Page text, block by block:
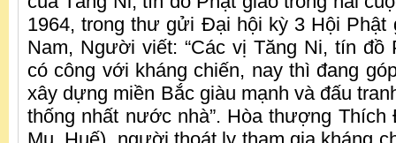
1964, trong thư gửi Đại hội kỳ 3 Hội Phật
Nam, Người viết: “Các vị Tăng Ni, tín đồ
có công với kháng chiến, nay thì đang
xây dựng miền Bắc giàu mạnh và đấu
thống nhất nước nhà”. Hòa thượng Thích